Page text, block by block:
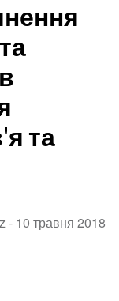
та
- 10 травня 2018